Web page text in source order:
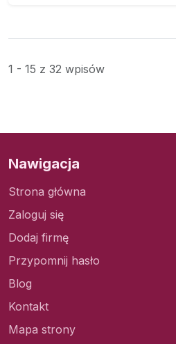
1 - 15 z 32 wpisów
Nawigacja
Strona główna
Zaloguj się
Dodaj firmę
Przypomnij hasło
Blog
Kontakt
Mapa strony